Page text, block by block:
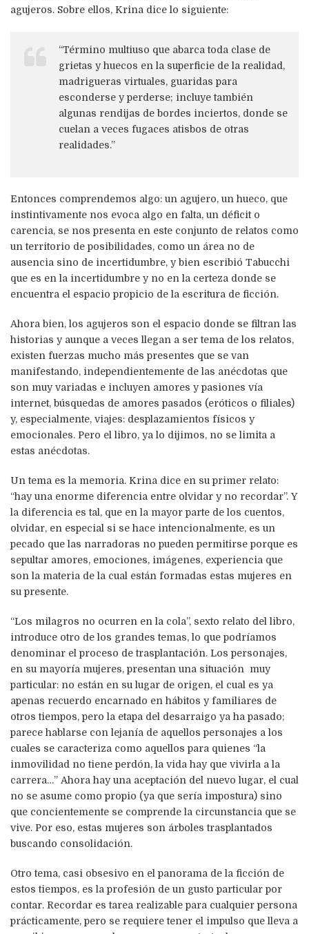
agujeros. Sobre ellos, Krina dice lo siguiente:
“Término multiuso que abarca toda clase de
grietas y huecos en la superficie de la realidad,
madrigueras virtuales, guaridas para
esconderse y perderse; incluye también
algunas rendijas de bordes inciertos, donde se
cuelan a veces fugaces atisbos de otras
realidades.”
Entonces comprendemos algo: un agujero, un hueco, que
instintivamente nos evoca algo en falta, un déficit o
carencia, se nos presenta en este conjunto de relatos como
un territorio de posibilidades, como un área no de
ausencia sino de incertidumbre, y bien escribió Tabucchi
que es en la incertidumbre y no en la certeza donde se
encuentra el espacio propicio de la escritura de ficción.
Ahora bien, los agujeros son el espacio donde se filtran las
historias y aunque a veces llegan a ser tema de los relatos,
existen fuerzas mucho más presentes que se van
manifestando, independientemente de las anécdotas que
son muy variadas e incluyen amores y pasiones vía
internet, búsquedas de amores pasados (eróticos o filiales)
y, especialmente, viajes: desplazamientos físicos y
emocionales. Pero el libro, ya lo dijimos, no se limita a
estas anécdotas.
Un tema es la memoria. Krina dice en su primer relato:
“hay una enorme diferencia entre olvidar y no recordar”. Y
la diferencia es tal, que en la mayor parte de los cuentos,
olvidar, en especial si se hace intencionalmente, es un
pecado que las narradoras no pueden permitirse porque es
sepultar amores, emociones, imágenes, experiencia que
son la materia de la cual están formadas estas mujeres en
su presente.
“Los milagros no ocurren en la cola”, sexto relato del libro,
introduce otro de los grandes temas, lo que podríamos
denominar el proceso de trasplantación. Los personajes,
en su mayoría mujeres, presentan una situación muy
particular: no están en su lugar de origen, el cual es ya
apenas recuerdo encarnado en hábitos y familiares de
otros tiempos, pero la etapa del desarraigo ya ha pasado;
parece hablarse con lejanía de aquellos personajes a los
cuales se caracteriza como aquellos para quienes “la
inmovilidad no tiene perdón, la vida hay que vivirla a la
carrera…” Ahora hay una aceptación del nuevo lugar, el cual
no se asume como propio (ya que sería impostura) sino
que concientemente se comprende la circunstancia que se
vive. Por eso, estas mujeres son árboles trasplantados
buscando consolidación.
Otro tema, casi obsesivo en el panorama de la ficción de
estos tiempos, es la profesión de un gusto particular por
contar. Recordar es tarea realizable para cualquier persona
prácticamente, pero se requiere tener el impulso que lleva a